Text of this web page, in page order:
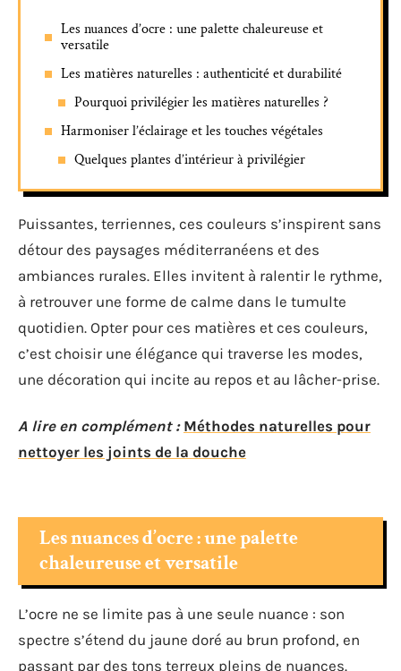
Les nuances d’ocre : une palette chaleureuse et
versatile
Les matières naturelles : authenticité et durabilité
Pourquoi privilégier les matières naturelles ?
Harmoniser l’éclairage et les touches végétales
Quelques plantes d’intérieur à privilégier
Puissantes, terriennes, ces couleurs s’inspirent sans
détour des paysages méditerranéens et des
ambiances rurales. Elles invitent à ralentir le rythme,
à retrouver une forme de calme dans le tumulte
quotidien. Opter pour ces matières et ces couleurs,
c’est choisir une élégance qui traverse les modes,
une décoration qui incite au repos et au lâcher-prise.
A lire en complément : Méthodes naturelles pour
nettoyer les joints de la douche
Les nuances d’ocre : une palette
chaleureuse et versatile
L’ocre ne se limite pas à une seule nuance : son
spectre s’étend du jaune doré au brun profond, en
passant par des tons terreux pleins de nuances.